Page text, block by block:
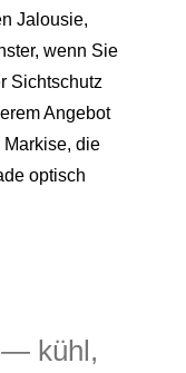
Jalousie,
wenn Sie
Sichtschutz
Angebot
die
optisch
— kühl,